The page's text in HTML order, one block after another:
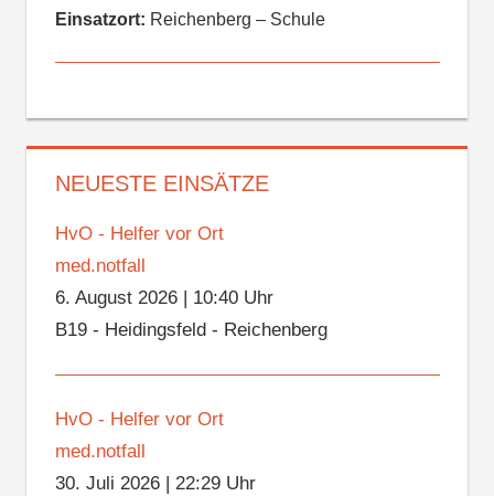
Einsatzort: Reichenberg – Schule
NEUESTE EINSÄTZE
HvO - Helfer vor Ort
med.notfall
6. August 2026| 10:40 Uhr
B19 - Heidingsfeld - Reichenberg
HvO - Helfer vor Ort
med.notfall
30. Juli 2026| 22:29 Uhr